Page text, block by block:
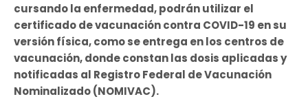
cursando la enfermedad, podrán utilizar el
certificado de vacunación contra COVID-19 en su
versión física, como se entrega en los centros de
vacunación, donde constan las dosis aplicadas y
notificadas al Registro Federal de Vacunación
Nominalizado (NOMIVAC).